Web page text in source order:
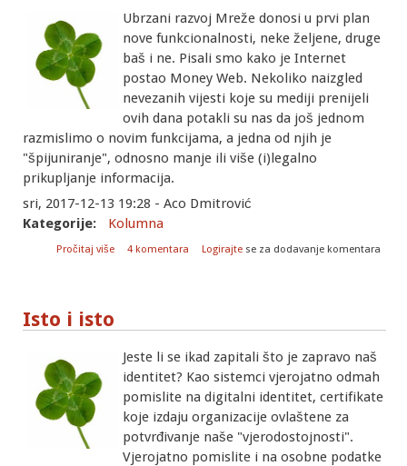
Ubrzani razvoj Mreže donosi u prvi plan
nove funkcionalnosti, neke željene, druge
baš i ne. Pisali smo kako je Internet
postao Money Web. Nekoliko naizgled
nevezanih vijesti koje su mediji prenijeli
ovih dana potakli su nas da još jednom
razmislimo o novim funkcijama, a jedna od njih je
"špijuniranje", odnosno manje ili više (i)legalno
prikupljanje informacija.
sri, 2017-12-13 19:28 - Aco Dmitrović
Kategorije:
Kolumna
Pročitaj više o Spy web
4 komentara Logirajte se za dodavanje komentara
Isto i isto
Jeste li se ikad zapitali što je zapravo naš
identitet? Kao sistemci vjerojatno odmah
pomislite na digitalni identitet, certifikate
koje izdaju organizacije ovlaštene za
potvrđivanje naše "vjerodostojnosti".
Vjerojatno pomislite i na osobne podatke